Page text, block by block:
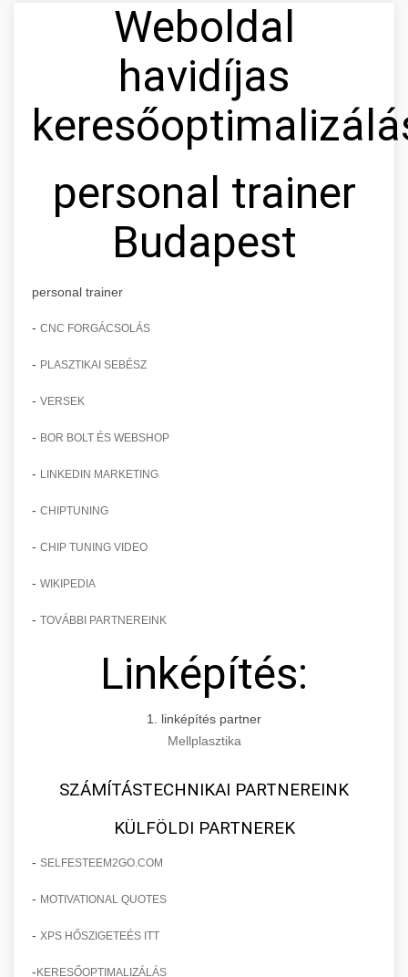
Weboldal
havidíjas
personal trainer
Budapest
personal trainer
- CNC FORGÁCSOLÁS
- PLASZTIKAI SEBÉSZ
- VERSEK
- BOR BOLT ÉS WEBSHOP
- LINKEDIN MARKETING
- CHIPTUNING
- CHIP TUNING VIDEO
- WIKIPEDIA
- TOVÁBBI PARTNEREINK
Linképítés:
1. linképítés partner
Mellplasztika
SZÁMÍTÁSTECHNIKAI PARTNEREINK
KÜLFÖLDI PARTNEREK
- SELFESTEEM2GO.COM
- MOTIVATIONAL QUOTES
- XPS HŐSZIGETEÉS ITT
- KERESŐOPTIMALIZÁLÁS